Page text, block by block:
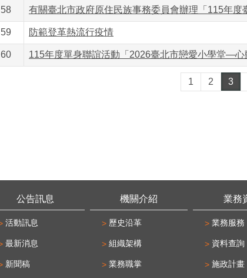
58 有關臺北市政府原住民族事務委員會辦理「115年度
59 防範登革熱流行疫情
60 115年度單身聯誼活動「2026臺北市戀愛小學堂—心
1 2 3
公告訊息
活動訊息
最新消息
新聞稿
機關介紹
歷史沿革
組織架構
業務職掌
業務
業務服務
資料查詢
施政計畫